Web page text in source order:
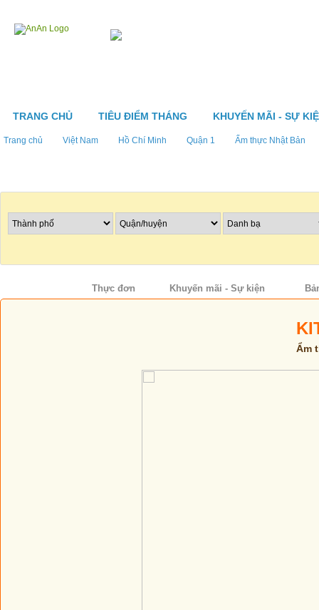
TRANG CHỦ TIÊU ĐIỂM THÁNG KHUYẾN MÃI - SỰ
Trang chủ Việt Nam Hồ Chí Minh Quận 1 Ẩm thực Nhật Bản
Thực đơn Khuyến mãi - Sự kiện
Ẩm